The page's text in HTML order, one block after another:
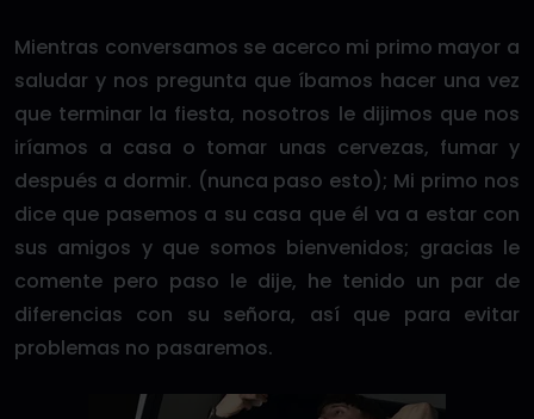
Mientras conversamos se acerco mi primo mayor a
saludar y nos pregunta que íbamos hacer una vez
que terminar la fiesta, nosotros le dijimos que nos
iríamos a casa o tomar unas cervezas, fumar y
después a dormir. (nunca paso esto); Mi primo nos
dice que pasemos a su casa que él va a estar con
sus amigos y que somos bienvenidos; gracias le
comente pero paso le dije, he tenido un par de
diferencias con su señora, así que para evitar
problemas no pasaremos.